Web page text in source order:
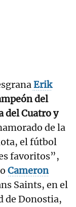
Erik
del
del Cuatro y
de la
el fútbol
favoritos”,
Cameron
Saints, en el
de Donostia,